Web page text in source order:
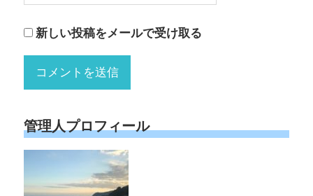
新しい投稿をメールで受け取る
管理人プロフィール